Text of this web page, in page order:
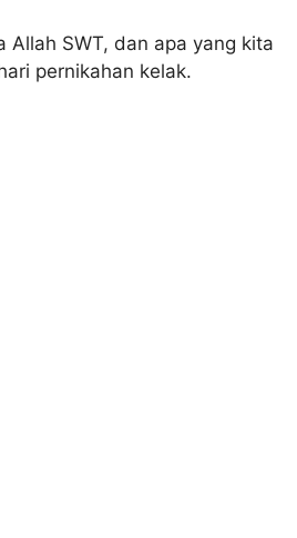
SWT, dan apa yang kita
pernikahan kelak.